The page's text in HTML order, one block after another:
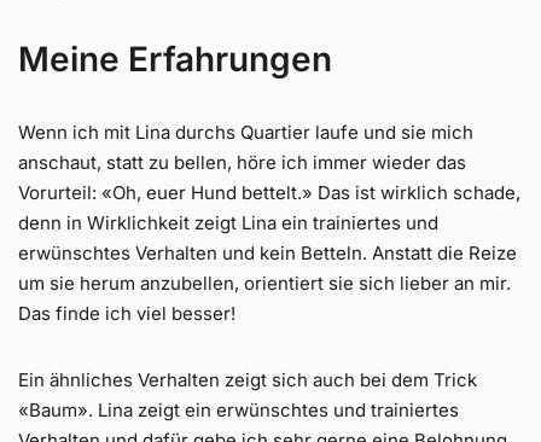
Meine Erfahrungen
Wenn ich mit Lina durchs Quartier laufe und sie mich
anschaut, statt zu bellen, höre ich immer wieder das
Vorurteil: «Oh, euer Hund bettelt.» Das ist wirklich schade,
denn in Wirklichkeit zeigt Lina ein trainiertes und
erwünschtes Verhalten und kein Betteln. Anstatt die Reize
um sie herum anzubellen, orientiert sie sich lieber an mir.
Das finde ich viel besser!
Ein ähnliches Verhalten zeigt sich auch bei dem Trick
«Baum». Lina zeigt ein erwünschtes und trainiertes